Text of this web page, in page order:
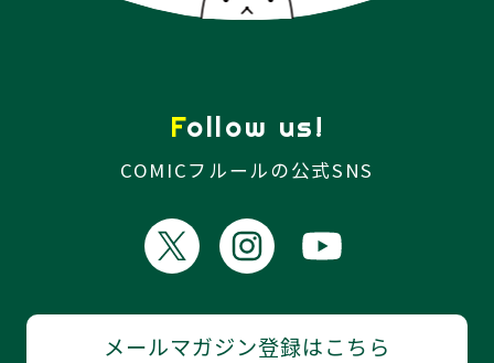
Follow us!
COMICフルールの公式SNS
メールマガジン登録はこちら